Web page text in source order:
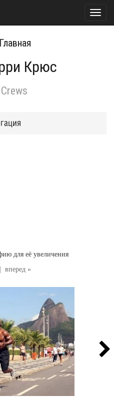
Крюс
вперед »
для её увеличения